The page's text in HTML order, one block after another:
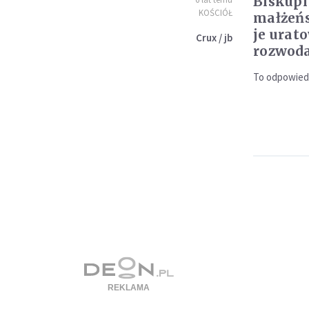
KOŚCIÓŁ
Crux / jb
je
To